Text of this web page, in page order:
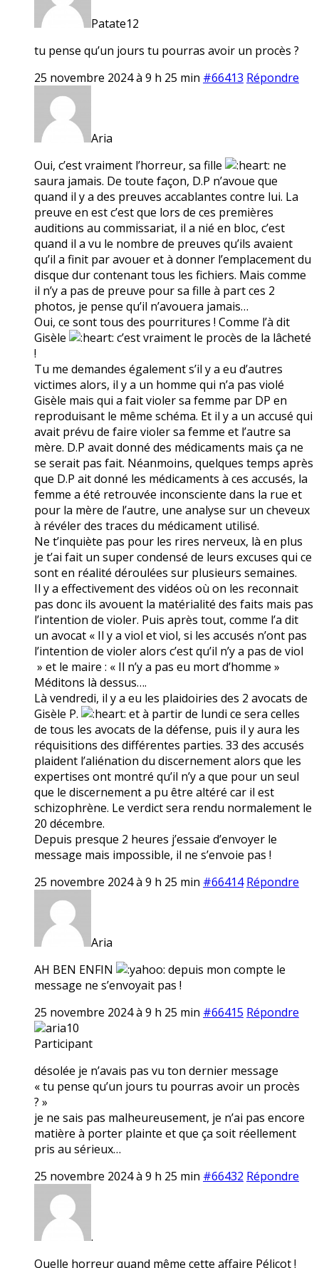
Patate12
tu pense qu’un jours tu pourras avoir un procès ?
25 novembre 2024 à 9 h 25 min #66413 Répondre
Aria
Oui, c’est vraiment l’horreur, sa fille
ne
saura jamais. De toute façon, D.P n’avoue que
quand il y a des preuves accablantes contre lui. La
preuve en est c’est que lors de ces premières
auditions au commissariat, il a nié en bloc, c’est
quand il a vu le nombre de preuves qu’ils avaient
qu’il a finit par avouer et à donner l’emplacement du
disque dur contenant tous les fichiers. Mais comme
il n’y a pas de preuve pour sa fille à part ces 2
photos, je pense qu’il n’avouera jamais…
Oui, ce sont tous des pourritures ! Comme l’à dit
Gisèle
c’est vraiment le procès de la lâcheté
!
Tu me demandes également s’il y a eu d’autres
victimes alors, il y a un homme qui n’a pas violé
Gisèle mais qui a fait violer sa femme par DP en
reproduisant le même schéma. Et il y a un accusé qui
avait prévu de faire violer sa femme et l’autre sa
mère. D.P avait donné des médicaments mais ça ne
se serait pas fait. Néanmoins, quelques temps après
que D.P ait donné les médicaments à ces accusés, la
femme a été retrouvée inconsciente dans la rue et
pour la mère de l’autre, une analyse sur un cheveux
à révéler des traces du médicament utilisé.
Ne t’inquiète pas pour les rires nerveux, là en plus
je t’ai fait un super condensé de leurs excuses qui ce
sont en réalité déroulées sur plusieurs semaines.
Il y a effectivement des vidéos où on les reconnait
pas donc ils avouent la matérialité des faits mais pas
l’intention de violer. Puis après tout, comme l’a dit
un avocat « Il y a viol et viol, si les accusés n’ont pas
l’intention de violer alors c’est qu’il n’y a pas de viol
» et le maire : « Il n’y a pas eu mort d’homme »
Méditons là dessus….
Là vendredi, il y a eu les plaidoiries des 2 avocats de
Gisèle P.
et à partir de lundi ce sera celles
de tous les avocats de la défense, puis il y aura les
réquisitions des différentes parties. 33 des accusés
plaident l’aliénation du discernement alors que les
expertises ont montré qu’il n’y a que pour un seul
que le discernement a pu être altéré car il est
schizophrène. Le verdict sera rendu normalement le
20 décembre.
Depuis presque 2 heures j’essaie d’envoyer le
message mais impossible, il ne s’envoie pas !
25 novembre 2024 à 9 h 25 min #66414 Répondre
Aria
AH BEN ENFIN
depuis mon compte le
message ne s’envoyait pas !
25 novembre 2024 à 9 h 25 min #66415 Répondre
aria10
Participant
désolée je n’avais pas vu ton dernier message
« tu pense qu’un jours tu pourras avoir un procès
? »
je ne sais pas malheureusement, je n’ai pas encore
matière à porter plainte et que ça soit réellement
pris au sérieux…
25 novembre 2024 à 9 h 25 min #66432 Répondre
.
Quelle horreur quand même cette affaire Pélicot !